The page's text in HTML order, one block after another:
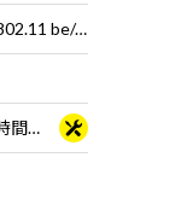
Wi-Fi 7 ( 最大2.8Gbps ) 対応 IEEE 802.11 be/ax/ac/a/b/g/n準拠 ＋ Bluetooth 5内蔵
3年間センドバック修理保証・24時間×365日電話サポート